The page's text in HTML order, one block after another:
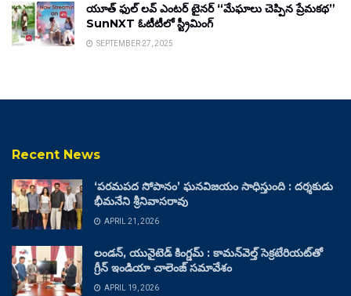
యూత్ ఫుల్ లవ్ ఎంటర్ టైనర్ “మేఘాలు చెప్పిన ప్రేమకథ”
SunNXT ఓటీటీలో స్ట్రీమింగ్
SEPTEMBER 27, 2025
Recent News
‘పరమపద సోపానం’ ఘనవిజయం సాధిస్తుంది : దర్శకుడు
భీమనేని శ్రీనివాసరావు
APRIL 21, 2026
లండన్, యునైటెడ్ కింగ్డమ్ : కామన్‌వెల్త్ సెక్రటేరియట్‌తో
గ్రీన్ ఇండియా చాలెంజ్ సమావేశం
APRIL 19, 2026